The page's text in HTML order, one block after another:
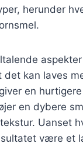
herunder
det kan laves
en
en dybere
Uanset
være et